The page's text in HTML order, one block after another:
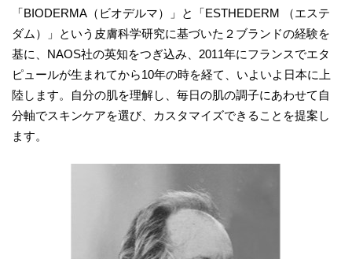
「BIODERMA（ビオデルマ）」と「ESTHEDERM （エステ
ダム）」という皮膚科学研究に基づいた２ブランドの経験を
基に、NAOS社の英知をつぎ込み、2011年にフランスでエタ
ピュールが生まれてから10年の時を経て、いよいよ日本に上
陸します。自分の肌を理解し、毎日の肌の調子にあわせて自
分軸でスキンケアを選び、カスタマイズできることを提案し
ます。